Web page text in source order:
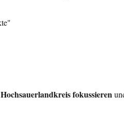
Hochsauerlandkreis fokussieren